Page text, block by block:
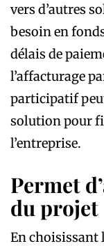
vers d’autres
besoin en
délais de
l’affacturage
participatif
solution pour
l’entreprise.
Permet
du projet
En choisissant